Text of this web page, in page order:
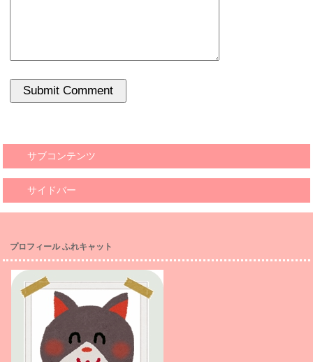
サブコンテンツ
サイドバー
プロフィール ふれキャット